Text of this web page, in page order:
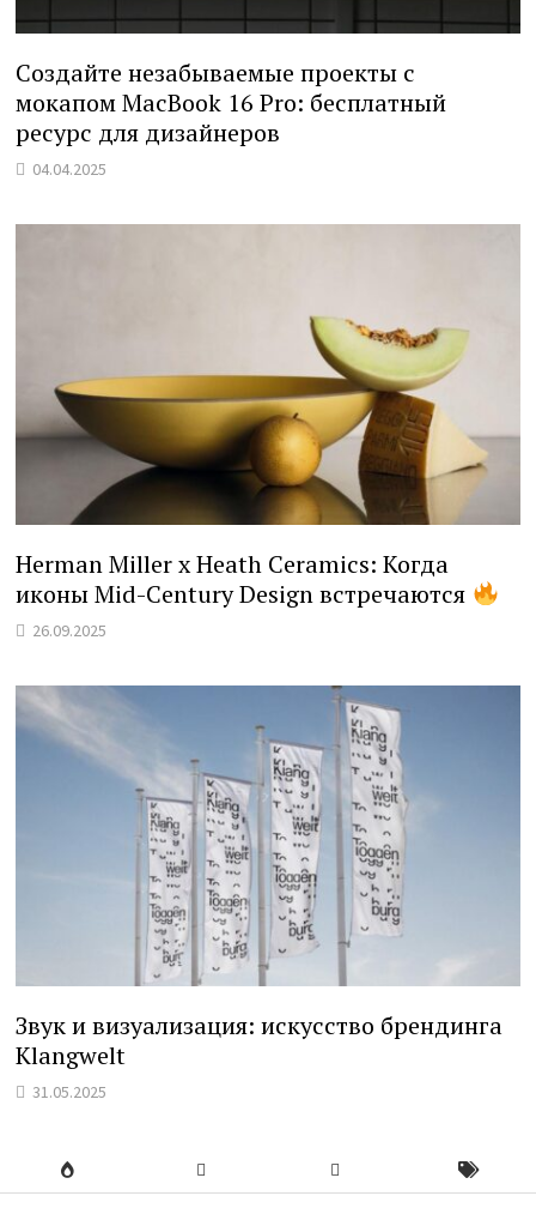
Создайте незабываемые проекты с
мокапом MacBook 16 Pro: бесплатный
ресурс для дизайнеров
04.04.2025
Herman Miller x Heath Ceramics: Когда
иконы Mid-Century Design встречаются
26.09.2025
Звук и визуализация: искусство брендинга
Klangwelt
31.05.2025